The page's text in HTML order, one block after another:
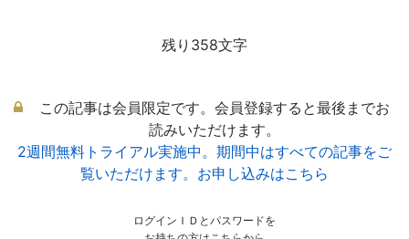
残り358文字
この記事は会員限定です。会員登録すると最後までお
読みいただけます。
2週間無料トライアル実施中。期間中はすべての記事をご
覧いただけます。お申し込みはこちら
ログインＩＤとパスワードを